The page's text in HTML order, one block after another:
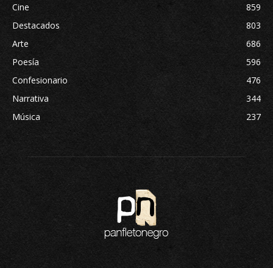
Cine
859
Destacados
803
Arte
686
Poesía
596
Confesionario
476
Narrativa
344
Música
237